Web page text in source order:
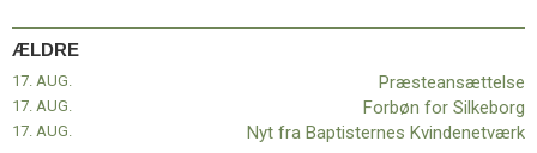
15.0:
Om
BaptistKirken
16.0:
Kontakt
Næste
indlæg:
ÆLDRE
17. AUG. Præsteansættelse
17. AUG. Forbøn for Silkeborg
17. AUG. Nyt fra Baptisternes Kvindenetværk